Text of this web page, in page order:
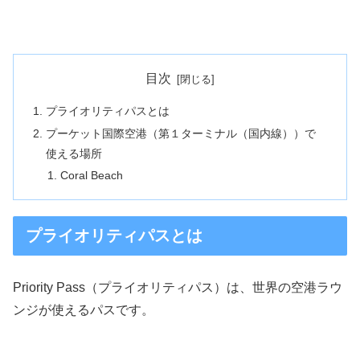
目次
プライオリティパスとは
プーケット国際空港（第１ターミナル（国内線））で
使える場所
Coral Beach
プライオリティパスとは
Priority Pass（プライオリティパス）は、世界の空港ラウ
ンジが使えるパスです。